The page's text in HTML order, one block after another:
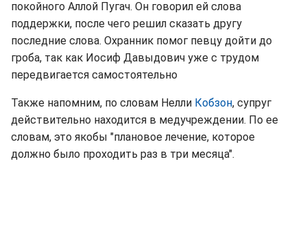
покойного Аллой Пугач. Он говорил ей слова
поддержки, после чего решил сказать другу
последние слова. Охранник помог певцу дойти до
гроба, так как Иосиф Давыдович уже с трудом
передвигается самостоятельно
Также напомним, по словам Нелли Кобзон, супруг
действительно находится в медучреждении. По ее
словам, это якобы "плановое лечение, которое
должно было проходить раз в три месяца".